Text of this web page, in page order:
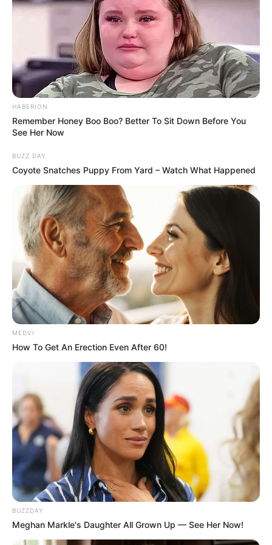
παραλία κοντά στη Χαλκίδα
Ακολουθήστε το evianews.com στοGoogle
ΤΑ ΠΙΟ ΔΗΜΟΦΙΛΗ
HABERION
Remember Honey Boo Boo? Better To Sit Down Before You
See Her Now
BUZZ DAY
Coyote Snatches Puppy From Yard – Watch What Happened
MEDVI
How To Get An Erection Even After 60!
BUZZDAY
Meghan Markle's Daughter All Grown Up — See Her Now!